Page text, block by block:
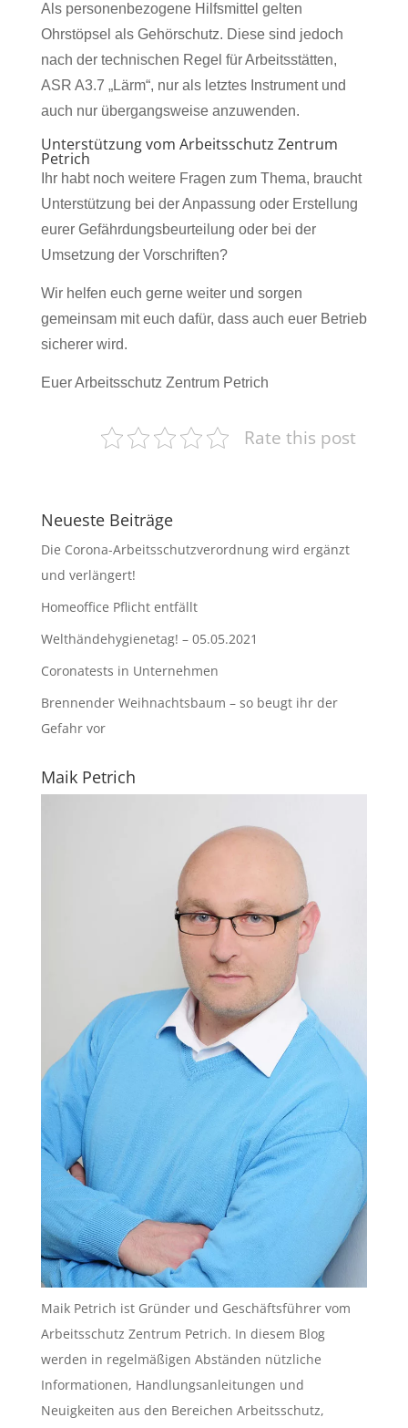
Als personenbezogene Hilfsmittel gelten
Ohrstöpsel als Gehörschutz. Diese sind jedoch
nach der technischen Regel für Arbeitsstätten,
ASR A3.7 „Lärm“, nur als letztes Instrument und
auch nur übergangsweise anzuwenden.
Unterstützung vom Arbeitsschutz Zentrum
Petrich
Ihr habt noch weitere Fragen zum Thema, braucht
Unterstützung bei der Anpassung oder Erstellung
eurer Gefährdungsbeurteilung oder bei der
Umsetzung der Vorschriften?
Wir helfen euch gerne weiter und sorgen
gemeinsam mit euch dafür, dass auch euer Betrieb
sicherer wird.
Euer Arbeitsschutz Zentrum Petrich
Rate this post
Neueste Beiträge
Die Corona-Arbeitsschutzverordnung wird ergänzt
und verlängert!
Homeoffice Pflicht entfällt
Welthändehygienetag! – 05.05.2021
Coronatests in Unternehmen
Brennender Weihnachtsbaum – so beugt ihr der
Gefahr vor
Maik Petrich
Maik Petrich ist Gründer und Geschäftsführer vom
Arbeitsschutz Zentrum Petrich. In diesem Blog
werden in regelmäßigen Abständen nützliche
Informationen, Handlungsanleitungen und
Neuigkeiten aus den Bereichen Arbeitsschutz,